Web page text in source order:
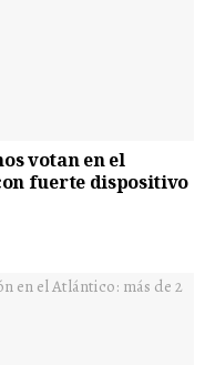
votan en el
fuerte dispositivo